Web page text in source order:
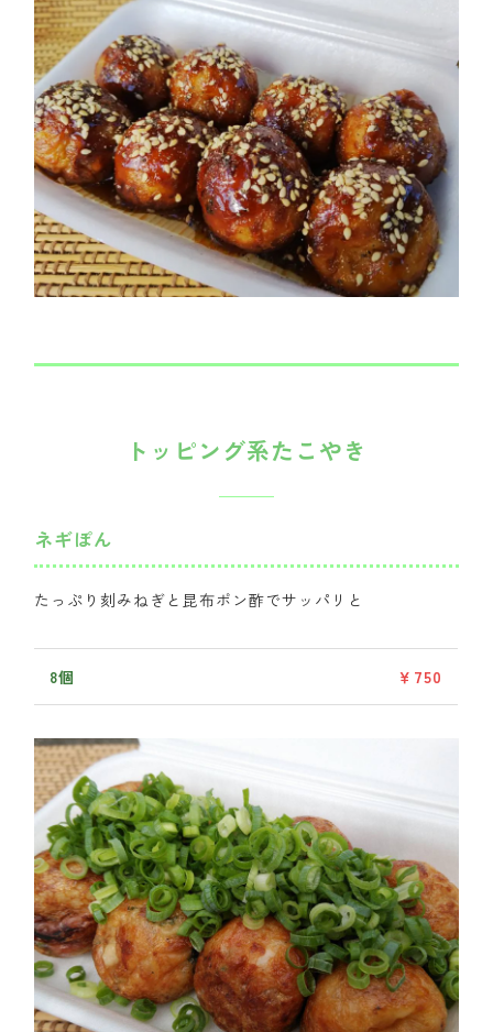
トッピング系たこやき
ネギぽん
たっぷり刻みねぎと昆布ポン酢でサッパリと
8個 ￥750